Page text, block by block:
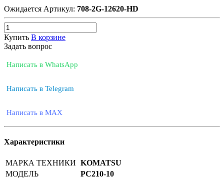
Ожидается Артикул: 708-2G-12620-HD
Купить В корзине
Задать вопрос
Написать в WhatsApp
Написать в Telegram
Написать в MAX
Характеристики
МАРКА ТЕХНИКИ KOMATSU
МОДЕЛЬ
PC210-10